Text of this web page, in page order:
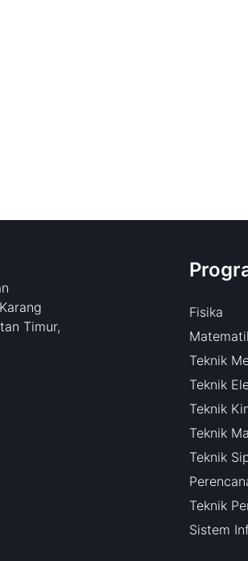
Timur,
Fisika
Teknik
Teknik
Teknik
Teknik
Teknik
Teknik
Sistem